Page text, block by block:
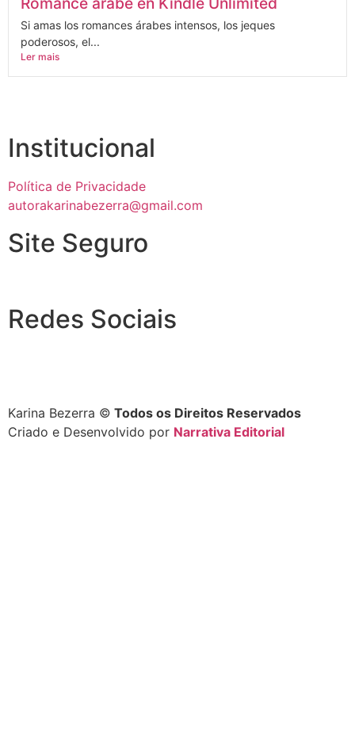
Si amas los romances árabes intensos, los jeques
poderosos, el...
Ler mais
Institucional
Política de Privacidade
autorakarinabezerra@gmail.com
Site Seguro
Redes Sociais
Karina Bezerra ©️ Todos os Direitos Reservados
Criado e Desenvolvido por Narrativa Editorial